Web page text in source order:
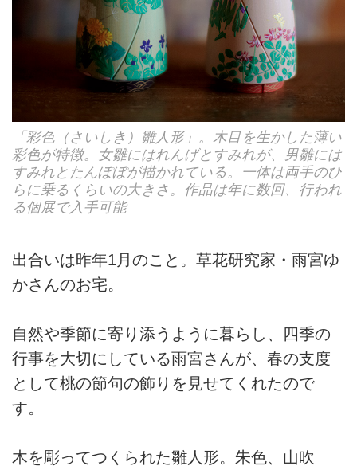
「彩色（さいしき）雛人形」。木目を生かした薄い
彩色が特徴。女雛にはれんげとすみれが、男雛には
すみれとたんぽぽが描かれている。一体は両手のひ
らに乗るくらいの大きさ。作品は年に数回、行われ
る個展で入手可能
出合いは昨年1月のこと。草花研究家・雨宮ゆ
かさんのお宅。
自然や季節に寄り添うように暮らし、四季の
行事を大切にしている雨宮さんが、春の支度
として桃の節句の飾りを見せてくれたので
す。
木を彫ってつくられた雛人形。朱色、山吹